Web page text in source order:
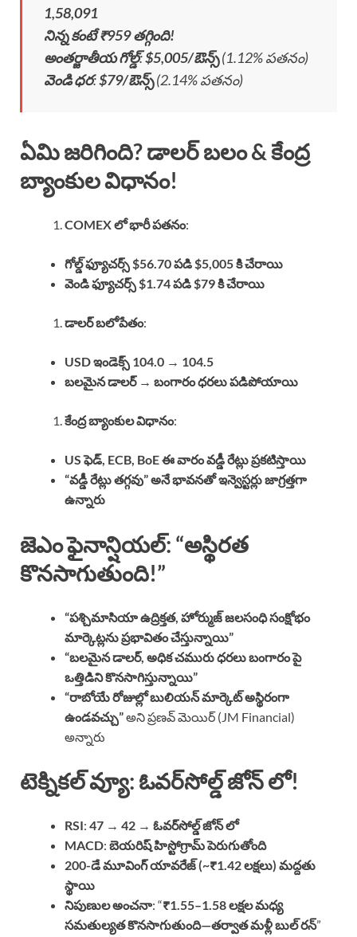
1,58,091
నిన్న కంటే ₹959 తగ్గింది!
అంతర్జాతీయ గోల్డ్:$5,005/ఔన్స్(1.12% పతనం)
వెండి ధర:$79/ఔన్స్(2.14% పతనం)
ఏమి జరిగింది? డాలర్ బలం & కేంద్ర
బ్యాంకుల విధానం!
COMEX లో భారీ పతనం:
గోల్డ్ ఫ్యూచర్స్ $56.70 పడి $5,005 కి చేరాయి
వెండి ఫ్యూచర్స్ $1.74 పడి $79 కి చేరాయి
డాలర్ బలోపేతం:
USD ఇండెక్స్ 104.0 → 104.5
బలమైన డాలర్ → బంగారం ధరలు పడిపోయాయి
కేంద్ర బ్యాంకుల విధానం:
US ఫెడ్, ECB, BoE ఈ వారం వడ్డీ రేట్లు ప్రకటిస్తాయి
“వడ్డీ రేట్లు తగ్గవు” అనే భావనతో ఇన్వెస్టర్లు జాగ్రత్తగా
ఉన్నారు
జెఎం ఫైనాన్షియల్: “అస్థిరత
కొనసాగుతుంది!”
“పశ్చిమాసియా ఉద్రిక్తత, హోర్ముజ్ జలసంధి సంక్షోభం
మార్కెట్లను ప్రభావితం చేస్తున్నాయి”
“బలమైన డాలర్, అధిక చమురు ధరలు బంగారం పై
ఒత్తిడిని కొనసాగిస్తున్నాయి”
“రాబోయే రోజుల్లో బులియన్ మార్కెట్ అస్థిరంగా
ఉండవచ్చు”అని ప్రణవ్ మెయిర్ (JM Financial)
అన్నారు
టెక్నికల్ వ్యూ: ఓవర్‌సోల్డ్ జోన్ లో!
RSI: 47 → 42 → ఓవర్‌సోల్డ్ జోన్ లో
MACD: బెయరిష్ హిస్టోగ్రామ్ పెరుగుతోంది
200-డే మూవింగ్ యావరేజ్ (~₹1.42 లక్షలు) మద్దతు
స్థాయి
నిపుణుల అంచనా: “₹1.55–1.58 లక్షల మధ్య
సమతుల్యత కొనసాగుతుంది—తర్వాత మళ్లీ బుల్ రన్”